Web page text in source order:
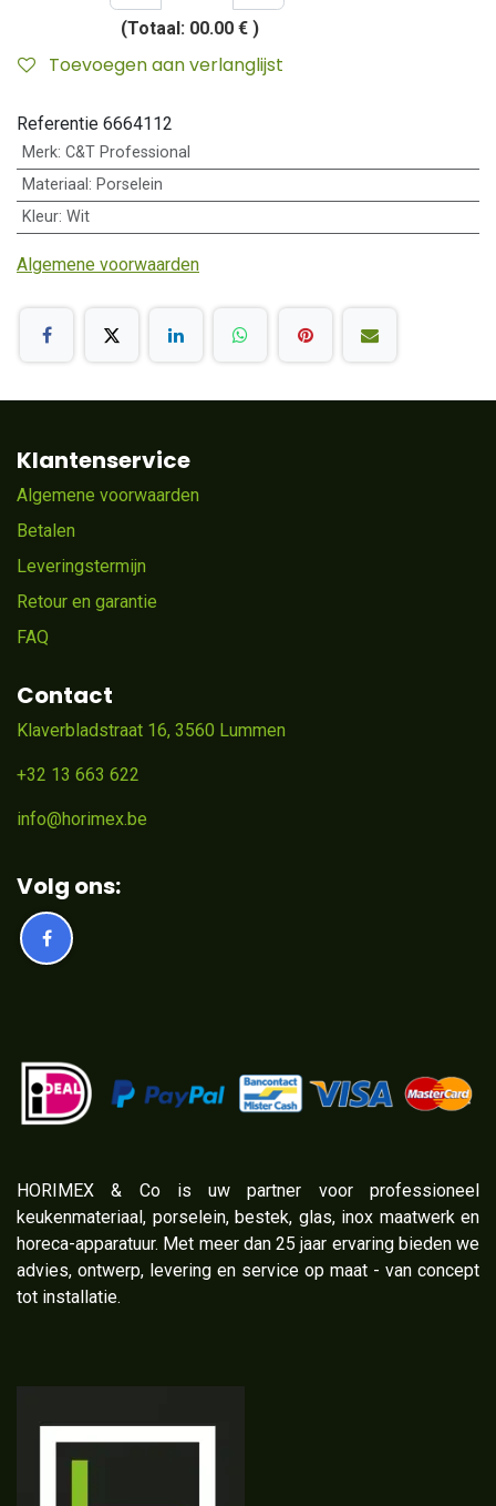
(Totaal: 00.00 € )
Toevoegen aan verlanglijst
Referentie 6664112
Merk: C&T Professional
Materiaal : Porselein
Kleur: Wit
Algemene voorwaarden
Klantenservice
Algemene voorwaarden
Betalen
Leveringstermijn
Retour en garantie
FAQ
Contact
Klaverbladstraat 16, 3560 Lummen
+32 13 663 622
info@horimex.be
Volg ons:
​HORIMEX & Co is uw partner voor professioneel
keukenmateriaal, porselein, bestek, glas, inox maatwerk en
horeca-apparatuur. Met meer dan 25 jaar ervaring bieden we
advies, ontwerp, levering en service op maat - van concept
tot installatie.